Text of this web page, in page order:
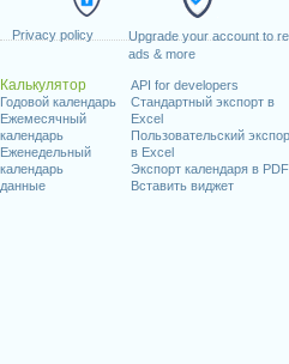
Privacy policy
Upgrade your account to
ads & more
Калькулятор
Годовой календарь
Ежемесячный
календарь
Еженедельный
календарь
данные
API for developers
Стандартный экспорт в
Excel
Пользовательский
в Excel
Экспорт календаря в PDF
Вставить виджет